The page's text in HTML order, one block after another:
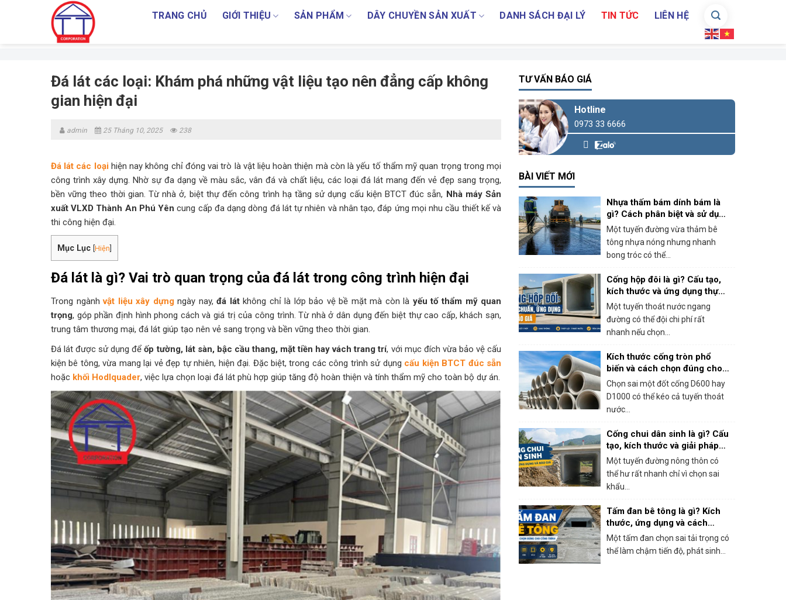
TRANG CHỦ GIỚI THIỆU SẢN PHẨM DÂY CHUYỀN SẢN XUẤT DANH SÁCH ĐẠI LÝ TIN TỨC LIÊN HỆ
Đá lát các loại: Khám phá những vật liệu tạo nên đẳng cấp không
gian hiện đại
admin 25 Tháng 10, 2025 238
Đá lát các loạihiện nay không chỉ đóng vai trò là vật liệu hoàn thiện mà còn là yếu tố thẩm mỹ quan trọng trong mọi
công trình xây dựng. Nhờ sự đa dạng về màu sắc, vân đá và chất liệu, các loại đá lát mang đến vẻ đẹp sang trọng,
bền vững theo thời gian. Từ nhà ở, biệt thự đến công trình hạ tầng sử dụng cấu kiện BTCT đúc sẵn, Nhà máy Sản
xuất VLXD Thành An Phú Yên cung cấp đa dạng dòng đá lát tự nhiên và nhân tạo, đáp ứng mọi nhu cầu thiết kế và
thi công hiện đại.
Mục Lục [Hiện]
Đá lát là gì? Vai trò quan trọng của đá lát trong công trình hiện đại
Trong ngànhvật liệu xây dựngngày nay,đá látkhông chỉ là lớp bảo vệ bề mặt mà còn là yếu tố thẩm mỹ quan
trọng, góp phần định hình phong cách và giá trị của công trình. Từ nhà ở dân dụng đến biệt thự cao cấp, khách sạn,
trung tâm thương mại, đá lát giúp tạo nên vẻ sang trọng và bền vững theo thời gian.
Đá lát được sử dụng đểốp tường, lát sàn, bậc cầu thang, mặt tiền hay vách trang trí, với mục đích vừa bảo vệ cấu
kiện bê tông, vừa mang lại vẻ đẹp tự nhiên, hiện đại. Đặc biệt, trong các công trình sử dụng cấu kiện BTCT đúc sẵn
hoặc khối Hodlquader, việc lựa chọn loại đá lát phù hợp giúp tăng độ hoàn thiện và tính thẩm mỹ cho toàn bộ dự án.
TƯ VẤN BÁO GIÁ
Hotline
0973 33 6666
BÀI VIẾT MỚI
Nhựa thấm bám dính bám là
gì? Cách phân biệt và sử dụng
đúng khi thi công bê tông
nhựa
Một tuyến đường vừa thảm bê
tông nhựa nóng nhưng nhanh
bong tróc có thể...
Cống hộp đôi là gì? Cấu tạo,
kích thước và ứng dụng thực
tế
Một tuyến thoát nước ngang
đường có thể đội chi phí rất
nhanh nếu chọn...
Kích thước cống tròn phổ
biến và cách chọn đúng cho
công trình
Chọn sai một đốt cống D600 hay
D1000 có thể kéo cả tuyến thoát
nước...
Cống chui dân sinh là gì? Cấu
tạo, kích thước và giải pháp
thi công thực tế
Một tuyến đường nông thôn có
thể hư rất nhanh chỉ vì chọn sai
khẩu...
Tấm đan bê tông là gì? Kích
thước, ứng dụng và cách
chọn phù hợp công trình
Một tấm đan chọn sai tải trọng có
thể làm chậm tiến độ, phát sinh...